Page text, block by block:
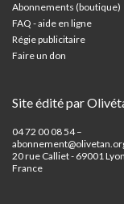
Abonnements (boutique)
FAQ - aide en ligne
Régie publicitaire
Faire un don
Site édité par
04 72 00 08 54 –
20 rue Calliet - 69001
France